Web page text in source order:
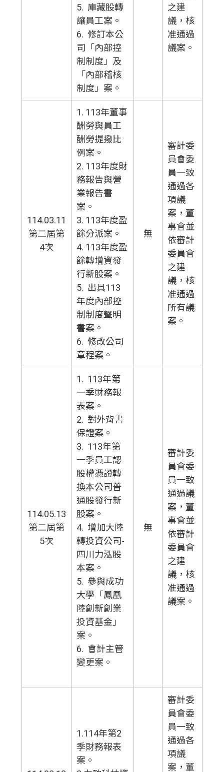
5. 庫藏股轉
讓員工案。
6. 修訂本公
司「內部控
制制度」及
「內部稽核
制度」案。
之建
議，核
准通過
議案。
114.03.11
第二屆第
4次
1. 113年董事
酬勞與員工
酬勞提撥比
例案。
2. 113年度財
務報告與營
業報告書
案。
3. 113年度盈
餘分派案。
4. 113年度盈
餘轉增資發
行新股案。
5. 出具113
年度內部控
制制度聲明
書案。
6. 修改公司
章程案。
無
審計委
員會委
員一致
通過各
項議
案，董
事會並
依審計
委員會
之建
議，核
准通過
所有議
案。
114.05.13
第二屆第
5次
1. 113年第
一季財務報
表案。
2. 對外背書
保證案。
3. 113年第
一季員工認
股權憑證轉
換本公司普
通股發行新
股案。
4. 增加大陸
轉投資公司-
四川力泓股
本案。
5. 參與成功
大學「鳳凰
陸創新創業
投資基金」
案。
6. 會計主管
變更案。
無
審計委
員會委
員一致
通過議
案，董
事會並
依審計
委員會
之建
議，核
准通過
議案。
1.114年第2
季財務報表
案。
審計委
員會委
員一致
通過各
項議
案，董